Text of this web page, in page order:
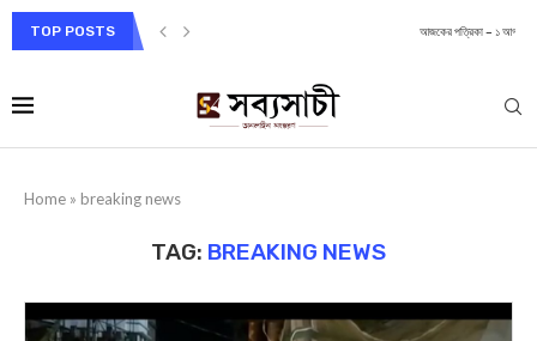
TOP POSTS
Home » breaking news
TAG: BREAKING NEWS